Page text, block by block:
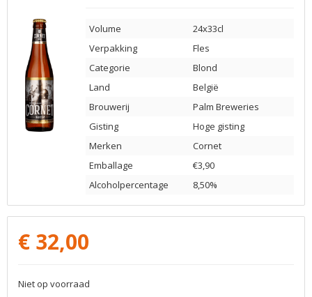
Volume
24x33cl
Verpakking
Fles
Categorie
Blond
Land
België
Brouwerij
Palm Breweries
Gisting
Hoge gisting
Merken
Cornet
Emballage
€3,90
Alcoholpercentage
8,50%
€ 32,00
Niet op voorraad